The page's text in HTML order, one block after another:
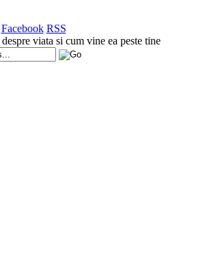
Facebook RSS
despre viata si cum vine ea peste tine